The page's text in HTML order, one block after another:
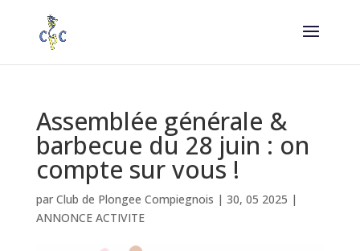
Assemblée générale &
barbecue du 28 juin : on
compte sur vous !
par Club de Plongee Compiegnois | 30, 05 2025 |
ANNONCE ACTIVITE